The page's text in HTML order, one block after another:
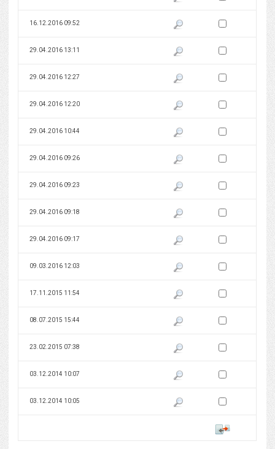
16.12.2016 09:52 Pokaż podgląd wersji z dnia
Zaznacz wersję do
29.04.2016 13:11 Pokaż podgląd wersji z dnia
Zaznacz wersję do
29.04.2016 12:27 Pokaż podgląd wersji z dnia
Zaznacz wersję do
29.04.2016 12:20 Pokaż podgląd wersji z dnia
Zaznacz wersję do
29.04.2016 10:44 Pokaż podgląd wersji z dnia
Zaznacz wersję do
29.04.2016 09:26 Pokaż podgląd wersji z dnia
Zaznacz wersję do
29.04.2016 09:23 Pokaż podgląd wersji z dnia
Zaznacz wersję do
29.04.2016 09:18 Pokaż podgląd wersji z dnia
Zaznacz wersję do
29.04.2016 09:17 Pokaż podgląd wersji z dnia
Zaznacz wersję do
09.03.2016 12:03 Pokaż podgląd wersji z dnia
Zaznacz wersję do
17.11.2015 11:54 Pokaż podgląd wersji z dnia
Zaznacz wersję do
08.07.2015 15:44 Pokaż podgląd wersji z dnia
Zaznacz wersję do
23.02.2015 07:38 Pokaż podgląd wersji z dnia
Zaznacz wersję do
03.12.2014 10:07 Pokaż podgląd wersji z dnia
Zaznacz wersję do
03.12.2014 10:05 Pokaż podgląd wersji z dnia
Zaznacz wersję do
Porównaj